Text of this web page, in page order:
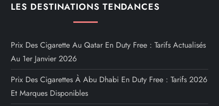
LES DESTINATIONS TENDANCES
Prix Des Cigarette Au Qatar En Duty Free : Tarifs Actualisés
Au 1er Janvier 2026
Prix Des Cigarettes À Abu Dhabi En Duty Free : Tarifs 2026
Et Marques Disponibles